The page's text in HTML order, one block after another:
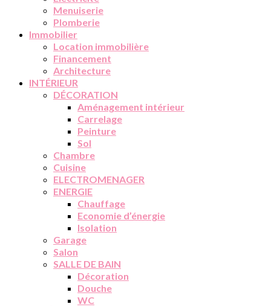
Menuiserie
Plomberie
Immobilier
Location immobilière
Financement
Architecture
INTÉRIEUR
DÉCORATION
Aménagement intérieur
Carrelage
Peinture
Sol
Chambre
Cuisine
ELECTROMENAGER
ENERGIE
Chauffage
Economie d’énergie
Isolation
Garage
Salon
SALLE DE BAIN
Décoration
Douche
WC